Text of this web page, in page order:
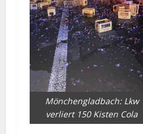
Mönchengladbach: Lkw
verliert 150 Kisten Cola